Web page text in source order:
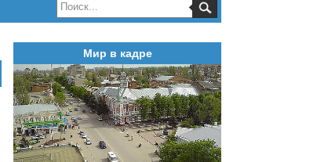
Мир в кадре